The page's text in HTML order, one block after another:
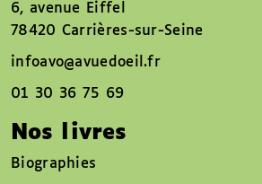
6, avenue Eiffel
78420 Carrières-sur-Seine
infoavo@avuedoeil.fr
01 30 36 75 69
Nos livres
Biographies